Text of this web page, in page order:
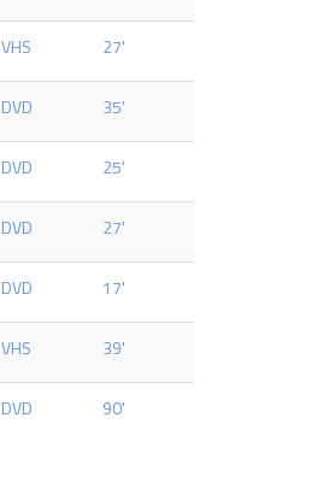
VHS 27'
DVD 35'
DVD 25'
DVD 27'
DVD 17'
VHS 39'
DVD 90'